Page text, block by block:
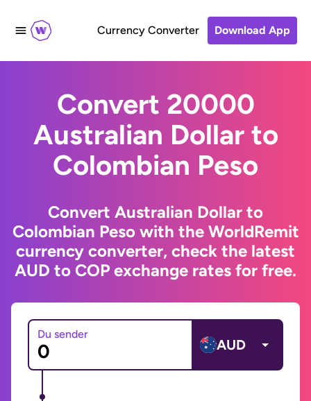
Currency Converter Download App
Convert 20000
Australian Dollar to
Colombian Peso
Convert Australian Dollar to
Colombian Peso with the WorldRemit
currency converter, check the latest
AUD to COP exchange rates for free.
Du sender
AUD